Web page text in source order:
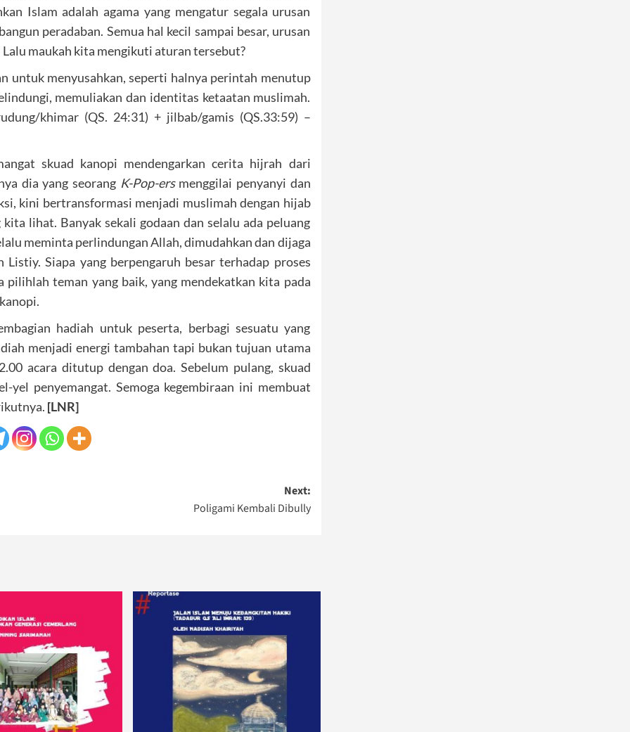
Islam adalah agama yang mengatur segala urusan
peradaban. Semua hal kecil sampai besar, urusan
maukah kita mengikuti aturan tersebut?
untuk menyusahkan, seperti halnya perintah menutup
memuliakan dan identitas ketaatan muslimah.
khimar (QS. 24:31) + jilbab/gamis (QS.33:59) –
skuad kanopi mendengarkan cerita hijrah dari
dia yang seorang K-Pop-ersmenggilai penyanyi dan
kini bertransformasi menjadi muslimah dengan hijab
lihat. Banyak sekali godaan dan selalu ada peluang
meminta perlindungan Allah, dimudahkan dan dijaga
Siapa yang berpengaruh besar terhadap proses
pilihlah teman yang baik, yang mendekatkan kita pada
hadiah untuk peserta, berbagi sesuatu yang
menjadi energi tambahan tapi bukan tujuan utama
acara ditutup dengan doa. Sebelum pulang, skuad
yel penyemangat. Semoga kegembiraan ini membuat
[LNR]
Next:
Poligami Kembali Dibully